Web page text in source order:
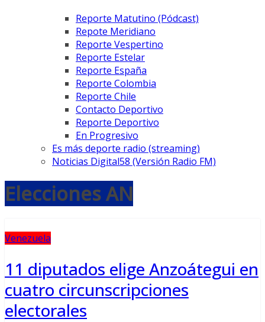
Reporte Matutino (Pódcast)
Repote Meridiano
Reporte Vespertino
Reporte Estelar
Reporte España
Reporte Colombia
Reporte Chile
Contacto Deportivo
Reporte Deportivo
En Progresivo
Es más deporte radio (streaming)
Noticias Digital58 (Versión Radio FM)
Elecciones AN
Venezuela
11 diputados elige Anzoátegui en
cuatro circunscripciones
electorales